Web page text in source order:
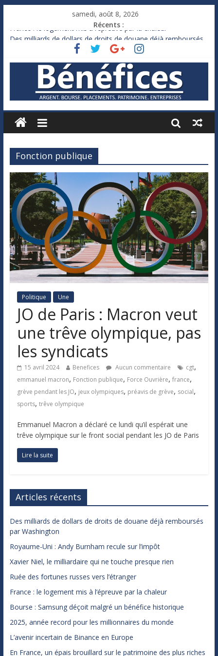
samedi, août 8, 2026
Récents :
France : le logement mis à l’épreuve par la chaleur
Des milliards de dollars de droits de douane déjà remboursés
Royaume-Uni : Andy Burnham recule sur l’impôt
Xavier Niel, le milliardaire qui ne touche presque rien
Ruée des fortunes russes vers l’étranger
Fonction publique
Politique Une
JO de Paris : Macron veut
une trêve olympique, pas
les syndicats
15 avril 2024 Benefices Aucun commentaire cgt,
emmanuel macron, Fonction publique, Force Ouvrière, france,
grève pendant les JO, jeux olympiques, préavis de grève, social,
sports, trêve olympique
Emmanuel Macron a déclaré ce lundi qu’il espérait une
trêve olympique sur le front social pendant les JO de Paris
Lire la suite
Articles récents
Des milliards de dollars de droits de douane déjà remboursés
par Washington
Royaume-Uni : Andy Burnham recule sur l’impôt
Xavier Niel, le milliardaire qui ne touche presque rien
Ruée des fortunes russes vers l’étranger
France : le logement mis à l’épreuve par la chaleur
Bourse : Samsung déçoit malgré un bénéfice historique
2025, année record pour les millionnaires du monde
L’avenir incertain de Binance en Europe
En France, un épais brouillard sur le patrimoine des plus riches